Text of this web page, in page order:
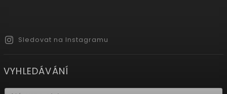
Sledovat na Instagramu
VYHLEDÁVÁNÍ